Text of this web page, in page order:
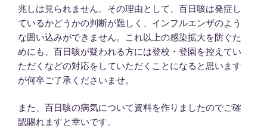
兆しは見られません。その理由として、百日咳は発症し
ているかどうかの判断が難しく、インフルエンザのよう
な囲い込みができません。これ以上の感染拡大を防ぐた
めにも、百日咳が疑われる方には登校・登園を控えてい
ただくなどの対応をしていただくことになると思います
が何卒ご了承くださいませ。
また、百日咳の病気について資料を作りましたのでご確
認賜れますと幸いです。